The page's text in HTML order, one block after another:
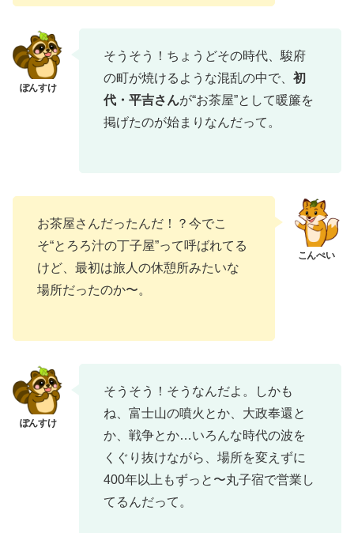
そうそう！ちょうどその時代、駿府
の町が焼けるような混乱の中で、 初
代・平吉さんが“お茶屋”として暖簾を
掲げたのが始まりなんだって。
お茶屋さんだったんだ！？今でこ
そ“とろろ汁の丁子屋”って呼ばれてる
けど、最初は旅人の休憩所みたいな
場所だったのか〜。
そうそう！そうなんだよ。しかも
ね、富士山の噴火とか、大政奉還と
か、戦争とか…いろんな時代の波を
くぐり抜けながら、場所を変えずに
400年以上もずっと〜丸子宿で営業し
てるんだって。